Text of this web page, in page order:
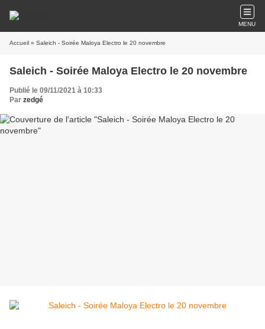
MENU
Accueil » Saleich - Soirée Maloya Electro le 20 novembre
Saleich - Soirée Maloya Electro le 20 novembre
Publié le 09/11/2021 à 10:33
Par zedgé